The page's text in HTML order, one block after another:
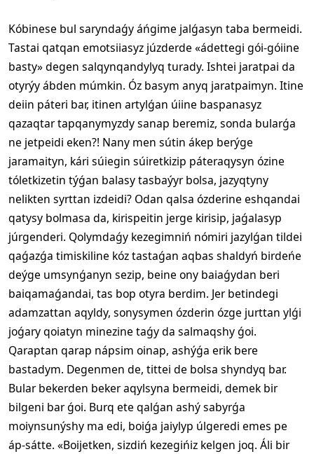
Kóbinese bul saryndaǵy áńgime jalǵasyn taba bermeidi.
Tastai qatqan emotsiiasyz júzderde «ádettegi gói-góiine
basty» degen salqynqandylyq turady. Ishtei jaratpai da
otyrýy ábden múmkin. Óz basym anyq jaratpaimyn. Itine
deiin páteri bar, itinen artylǵan úiine baspanasyz
qazaqtar tapqanymyzdy sanap beremiz, sonda bularǵa
ne jetpeidi eken?! Nany men sútin ákep berýge
jaramaityn, kári súiegin súiretkizip páteraqysyn ózine
tóletkizetin týǵan balasy tasbaýyr bolsa, jazyqtyny
nelikten syrttan izdeidi? Odan qalsa ózderine eshqandai
qatysy bolmasa da, kirispeitin jerge kirisip, jaǵalasyp
júrgenderi. Qolymdaǵy kezegimniń nómiri jazylǵan tildei
qaǵazǵa timiskiline kóz tastaǵan aqbas shaldyń birdeńe
deýge umsynǵanyn sezip, beine ony baiaǵydan beri
baiqamaǵandai, tas bop otyra berdim. Jer betindegi
adamzattan aqyldy, sonysymen ózderin ózge jurttan ylǵi
joǵary qoiatyn minezine taǵy da salmaqshy ǵoi.
Qaraptan qarap nápsim oinap, ashýǵa erik bere
bastadym. Degenmen de, tittei de bolsa shyndyq bar.
Bular bekerden beker aqylsyna bermeidi, demek bir
bilgeni bar ǵoi. Burq ete qalǵan ashý sabyrǵa
moiynsunýshy ma edi, boiǵa jaiylyp úlgeredi emes pe
áp-sátte. «Boijetken, sizdiń kezegińiz kelgen joq. Áli bir